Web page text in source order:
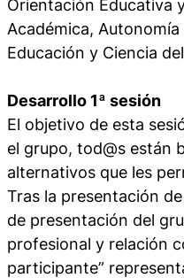
Orientación Educativa
Académica,
Educación y Ciencia
Desarrollo 1ª sesión
El objetivo de esta
el grupo, tod@s están
alternativos que les
Tras la presentación
de presentación del
profesional y relación
participante”